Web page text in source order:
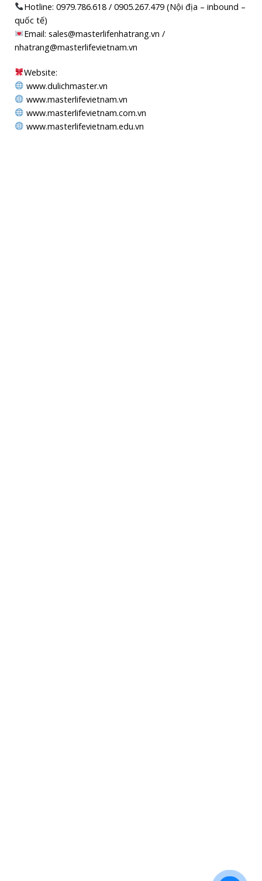
Hotline: 0979.786.618 / 0905.267.479 (Nội địa – inbound –
quốc tế)
Email: sales@masterlifenhatrang.vn /
nhatrang@masterlifevietnam.vn
Website:
www.dulichmaster.vn
www.masterlifevietnam.vn
www.masterlifevietnam.com.vn
www.masterlifevietnam.edu.vn